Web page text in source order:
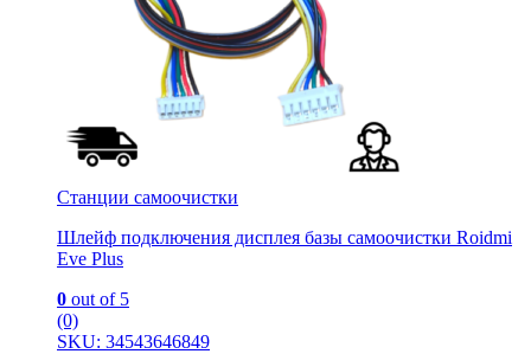
Станции самоочистки
Шлейф подключения дисплея базы самоочистки Roidmi
Eve Plus
0 out of 5
(0)
SKU: 34543646849